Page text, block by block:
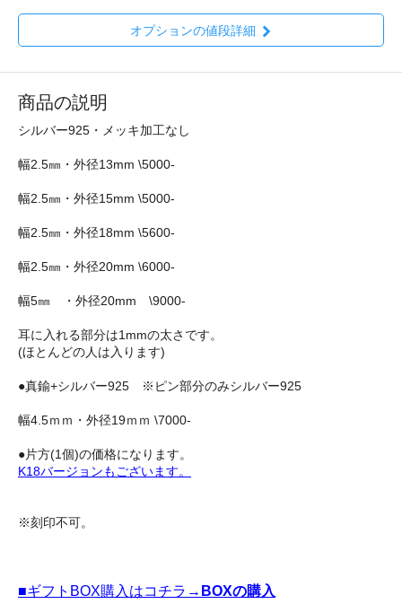
オプションの値段詳細
商品の説明
シルバー925・メッキ加工なし
幅2.5㎜・外径13mm \5000-
幅2.5㎜・外径15mm \5000-
幅2.5㎜・外径18mm \5600-
幅2.5㎜・外径20mm \6000-
幅5㎜ ・外径20mm \9000-
耳に入れる部分は1mmの太さです。
(ほとんどの人は入ります)
●真鍮+シルバー925 ※ピン部分のみシルバー925
幅4.5ｍｍ・外径19ｍｍ \7000-
●片方(1個)の価格になります。
K18バージョンもございます。
※刻印不可。
■ギフトBOX購入はコチラ→ BOXの購入